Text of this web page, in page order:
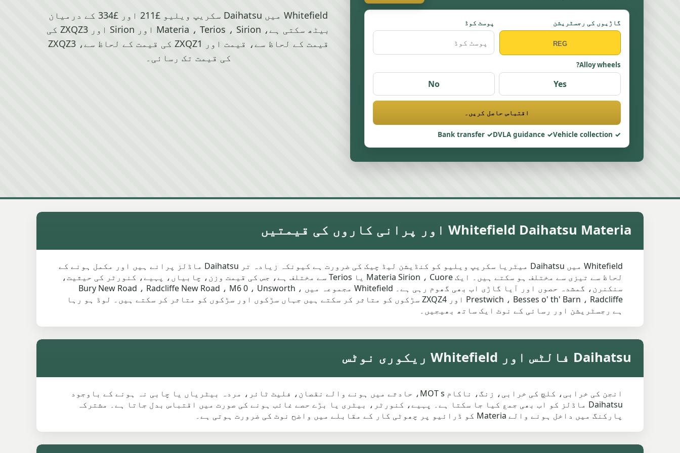
گاڑیوں کی رجسٹریشن پوسٹ کوڈ
Alloy wheels?
Yes
No
اقتباس حاصل کریں۔
Vehicle collection
DVLA guidance
Bank transfer
Whitefield میں Daihatsu سکریپ ویلیو £211 اور £334 کے درمیان
بیٹھ سکتی ہے، Materia ، Terios ، Sirion اور Sirion اور ZXQZ3 کی
قیمت کے لحاظ سے، قیمت اور ZXQZ1 کی قیمت کے لحاظ سے، ZXQZ3
کی قیمت تک رسائی۔
Whitefield Daihatsu Materia اور پرانی کاروں کی قیمتیں
Whitefield میں Daihatsu میٹریا سکریپ ویلیو کو کنڈیشن لیڈ چیک کی ضرورت ہے کیونکہ زیادہ تر Daihatsu ماڈلز پرانے ہیں اور مکمل ہونے کے
لحاظ سے تیزی سے مختلف ہو سکتے ہیں۔ ایک Materia Sirion ، Cuore یا Terios سے مختلف ہے، جس کی قیمت وزن، چابیاں، پہیے، کنورٹر کی حیثیت،
سنکنرن، گمشدہ حصوں اور آیا گاڑی اب بھی گھوم رہی ہے۔ Whitefield مجموعہ میں Bury New Road ، Radcliffe New Road ، M6 0 ، Unsworth ،
Prestwich ، Besses o' th' Barn ، Radcliffe اور ZXQZ4 سڑکوں کو متاثر کر سکتے ہیں جہاں سڑکوں اور سڑکوں کو متاثر کر سکتے ہیں۔ لوڈ ہو رہا
ہے رجسٹریشن اور رسائی کے نوٹ ایک ساتھ بھیجیں۔
Daihatsu فالٹس اور Whitefield ریکوری نوٹس
انجن کی خرابی، کلچ کی خرابی، زنگ، ناکام MOT s، حادثے میں ہونے والے نقصان، فلیٹ ٹائر، مردہ بیٹریاں یا چابی نہ ہونے کے باوجود
Daihatsu ماڈلز کو اب بھی جمع کیا جا سکتا ہے۔ پہیے، کنورٹر، بیٹری یا بڑے حصے غائب ہونے کی صورت میں اقتباس بدل جاتا ہے۔ مشترکہ
پارکنگ میں داخل ہونے والے Materia کو ڈرائیو پر چھوٹی کار کے مقابلے میں واضح نوٹ کی ضرورت ہوتی ہے۔